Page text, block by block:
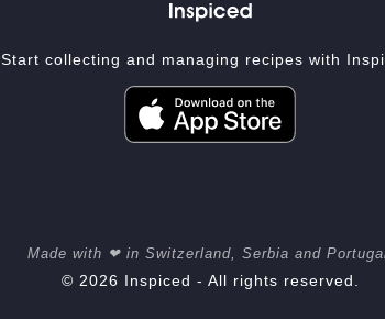
Start collecting and managing recipes with
Made with ❤ in Switzerland, Serbia and
© 2026 Inspiced - All rights reserved.